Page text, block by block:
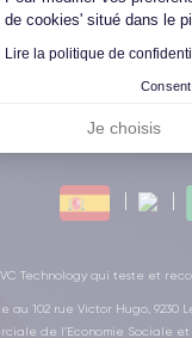
de cookies' situé dans le
Lire la politique de
Je choisis
le choix sur photo
Technology qui teste et
102 rue Victor Hugo,
de l’Economie Sociale